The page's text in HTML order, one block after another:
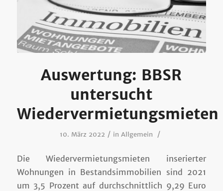
Auswertung: BBSR
untersucht
Wiedervermietungsmieten
10. März 2022 / inAllgemein /
Die Wiedervermietungsmieten inserierter
Wohnungen in Bestandsimmobilien sind 2021
um 3,5 Prozent auf durchschnittlich 9,29 Euro